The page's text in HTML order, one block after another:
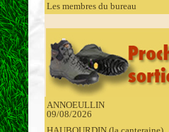
Les membres du bureau
ANNOEULLIN
09/08/2026